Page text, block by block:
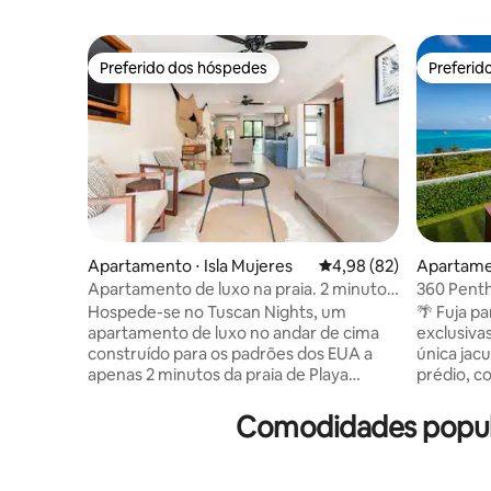
Preferido dos hóspedes
Preferido dos hóspedes
Apartamento ⋅ Isla Mujeres 4,98 de uma avaliação
4,98 (82)
Apartamento de luxo na praia. 2 minutos
da Playa Norte
Hospede-se no Tuscan Nights, um
apartamento de luxo no andar de cima
construído para os padrões dos EUA a
apenas 2 minutos da praia de Playa
segundo andar dispõe de uma varanda
privativa com excelente fluxo de ar, luz
360
piscina
🌴 Fuja
exclusivas de
única
prédio,
Tortugas
Apenas
Comodidades